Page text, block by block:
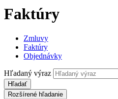
Faktúry
Zmluvy
Faktúry
Objednávky
Hľadaný výraz
Hľadať
Rozšírené hľadanie